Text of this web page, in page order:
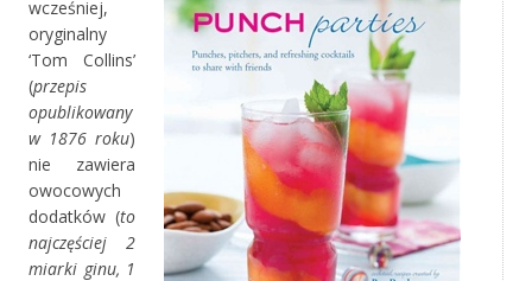
wcześniej,
oryginalny
‘Tom Collins’
(przepis
opublikowany
w 1876 roku)
nie zawiera
owocowych
dodatków (to
najczęściej 2
miarki ginu, 1